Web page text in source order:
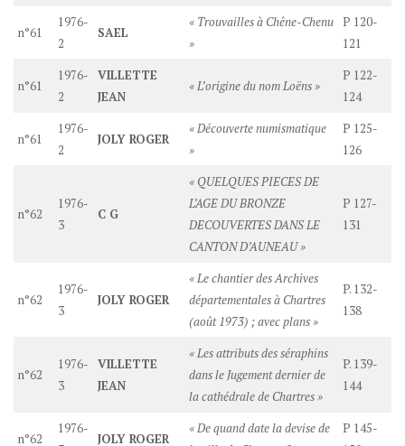
n°61
1976-
2
SAEL
« Trouvailles à Chêne-Chenu
»
P 120-
121
n°61
1976-
2
VILLETTE
JEAN
« L’origine du nom Loëns »
P 122-
124
n°61
1976-
2
JOLY ROGER
« Découverte numismatique
»
P 125-
126
n°62
1976-
3
C G
« QUELQUES PIECES DE
L’AGE DU BRONZE
DECOUVERTES DANS LE
CANTON D’AUNEAU »
P 127-
131
n°62
1976-
3
JOLY ROGER
« Le chantier des Archives
départementales à Chartres
(août 1973) ; avec plans »
P. 132-
138
n°62
1976-
3
VILLETTE
JEAN
« Les attributs des séraphins
dans le Jugement dernier de
la cathédrale de Chartres »
P. 139-
144
n°62
1976-
JOLY ROGER
« De quand date la devise de
P 145-